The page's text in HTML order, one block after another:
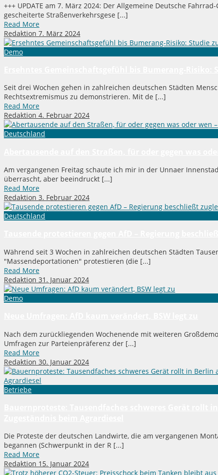
+++ UPDATE am 7. März 2024: Der Allgemeine Deutsche
gescheiterte Straßenverkehrsgese [...]
Read More
Redaktion 7. März 2024
Demo
Seit drei Wochen gehen in zahlreichen deutschen Städten
Rechtsextremismus zu demonstrieren. Mit de [...]
Read More
Redaktion 4. Februar 2024
Deutschland
Am vergangenen Freitag schaute ich mir in der Unnaer
überrascht, aber beeindruckt [...]
Read More
Redaktion 3. Februar 2024
Deutschland
Während seit 3 Wochen in zahlreichen deutschen Städten
"Massendeportationen" protestieren (die [...]
Read More
Redaktion 31. Januar 2024
Demo
Nach dem zurückliegenden Wochenende mit weiteren
Umfragen zur Parteienpräferenz der [...]
Read More
Redaktion 30. Januar 2024
Betriebe
Die Proteste der deutschen Landwirte, die am vergangenen
begannen (Schwerpunkt in der R [...]
Read More
Redaktion 15. Januar 2024